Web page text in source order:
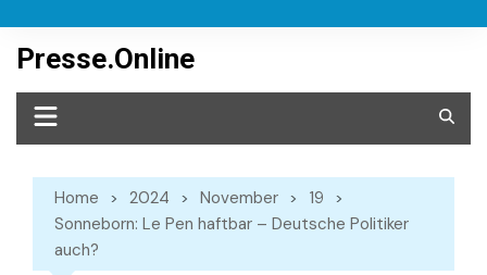
content
Presse.Online
Home 2024 November
19
Sonneborn: Le Pen haftbar – Deutsche Politiker
auch?